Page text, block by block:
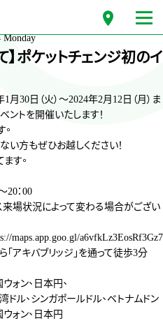
Monday
】ポケットチェンジ初のイ
月30日（火）～2024年2月12日（月）ま
トを開催いたします！
い方もぜひお越しください！
す。
20：00
況によって変わる場合がござい
maps.app.goo.gl/a6vfkLz3EosRf3Gz7
バブリッジ」を通って徒歩3分
ォン、日本円、
シンガポールドル、ベトナムドン
ォン、日本円